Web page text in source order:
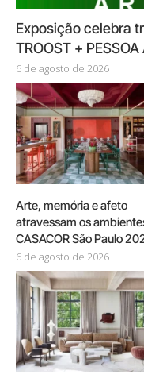
Exposição celebra
TROOST +
6 de agosto de 2026
Arte, memória e afeto
atravessam os
CASACOR São Paulo
6 de agosto de 2026